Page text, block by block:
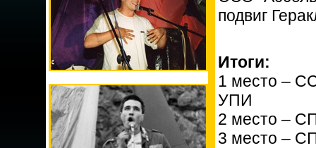
подвиг
Итоги:
1 место –
УПИ
2 место –
3 место –